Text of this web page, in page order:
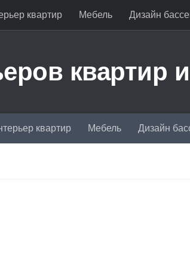
квартир Мебель Дизайн
квартир
квартир Мебель Дизайн